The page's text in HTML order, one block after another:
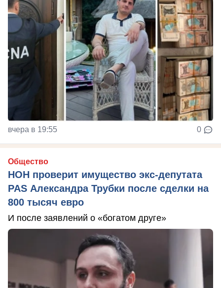
вчера в 19:55 0
Общество
НОН проверит имущество экс-депутата
PAS Александра Трубки после сделки на
800 тысяч евро
И после заявлений о «богатом друге»